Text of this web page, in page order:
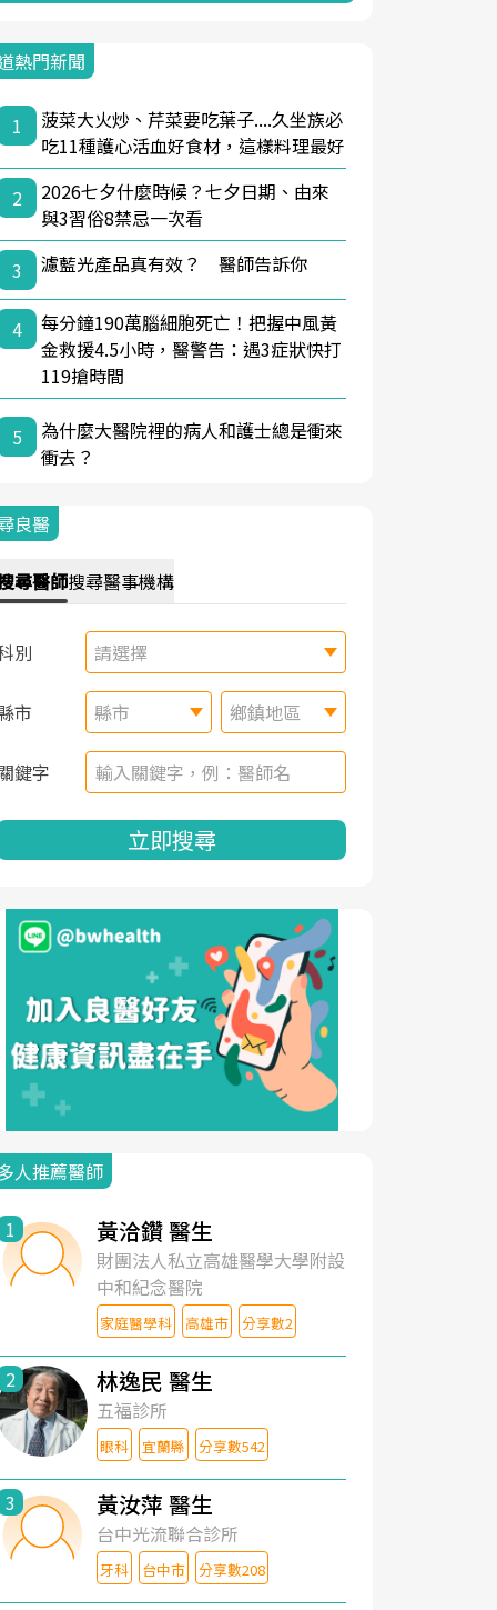
熱門新聞
1
菠菜大火炒、芹菜要吃葉子....久坐族必
吃11種護心活血好食材，這樣料理最好
2
2026七夕什麼時候？七夕日期、由來
與3習俗8禁忌一次看
3
濾藍光產品真有效？ 醫師告訴你
4
每分鐘190萬腦細胞死亡！把握中風黃
金救援4.5小時，醫警告：遇3症狀快打
119搶時間
5
為什麼大醫院裡的病人和護士總是衝來
衝去？
良醫
尋醫師搜尋醫事機構
別 請選擇
市 縣市 鄉鎮地區
鍵字
立即搜尋
人推薦醫師
1 黃洽鑽 醫生
財團法人私立高雄醫學大學附設
中和紀念醫院
家庭醫學科 高雄市 分享數2
2 林逸民 醫生
五福診所
眼科 宜蘭縣 分享數542
3 黃汝萍 醫生
台中光流聯合診所
牙科 台中市 分享數208